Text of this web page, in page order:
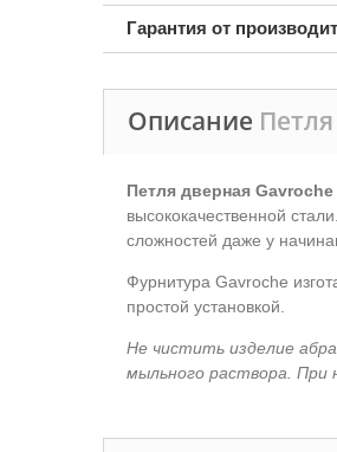
Гарантия от
Описание
Петля дверная
высококачественной
сложностей даже у
Фурнитура Gavroche
простой установкой.
Не чистить изделие
мыльного раствора. При